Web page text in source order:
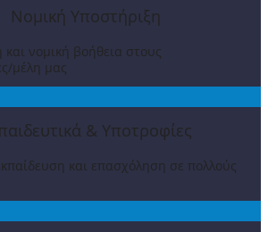
Νομική Υποστήριξη
και νομική βοήθεια στους
μέλη μας
& Υποτροφίες
και επασχόληση σε πολλούς